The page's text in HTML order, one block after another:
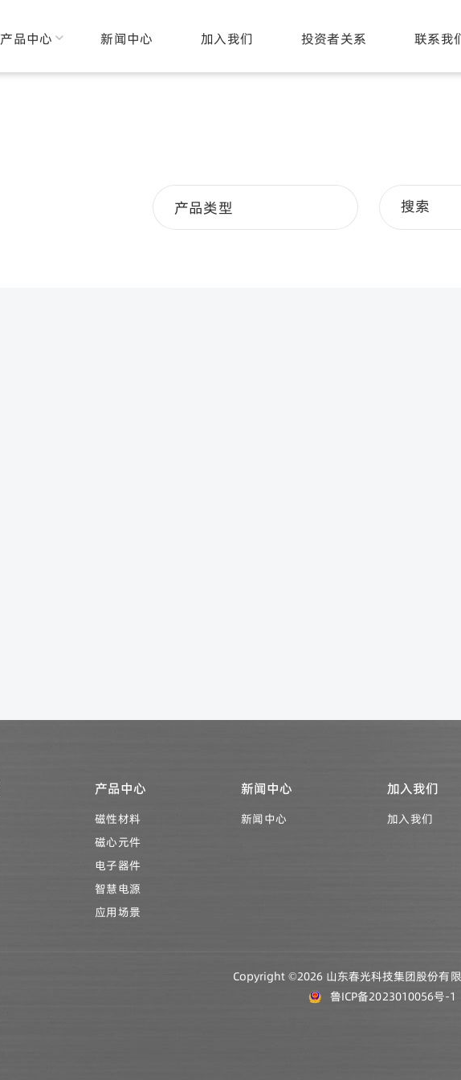
产品中心 新闻中心 加入我们 投资者关系 联系我
电子器件 智慧电源
产品类型
产品中心
磁性材料
磁心元件
电子器件
智慧电源
应用场景
新闻中心
新闻中心
加入我们
加入我们
Copyright ©2026 山东春光科技集团股份有
鲁ICP备2023010056号-1